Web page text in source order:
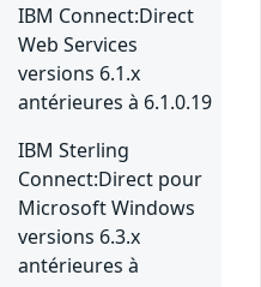
IBM Connect:Direct
Web Services
versions 6.1.x
antérieures à 6.1.0.19
IBM Sterling
Connect:Direct pour
Microsoft Windows
versions 6.3.x
antérieures à